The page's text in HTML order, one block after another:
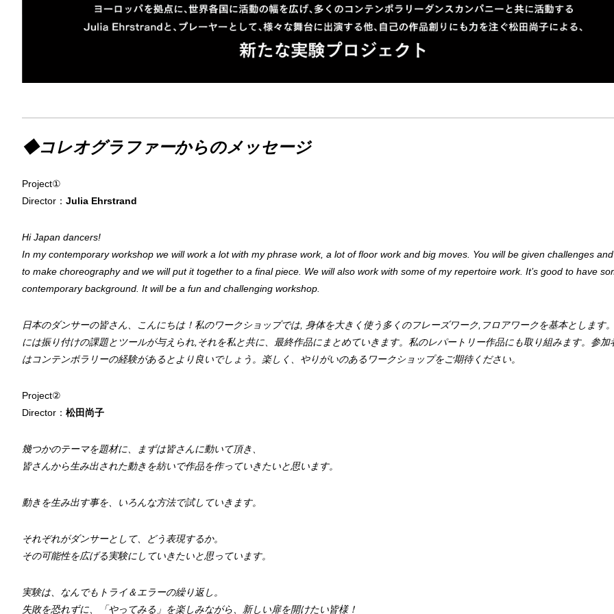
◆コレオグラファーからのメッセージ
Project①
Director： Julia Ehrstrand
Hi Japan dancers!
In my contemporary workshop we will work a lot with my phrase work, a lot of floor work and big moves. You will be given challenges
to make choreography and we will put it together to a final piece. We will also work with some of my repertoire work. It’s good to have
contemporary background. It will be a fun and challenging workshop.
日本のダンサーの皆さん、こんにちは！私のワークショップでは, 身体を大きく使う多くのフレーズワーク,フロアワークを基本とします
には振り付けの課題とツールが与えられ,それを私と共に、最終作品にまとめていきます。私のレパートリー作品にも取り組みます。参加
はコンテンポラリーの経験があるとより良いでしょう。楽しく、やりがいのあるワークショップをご期待ください。
Project②
Director： 松田尚子
幾つかのテーマを題材に、まずは皆さんに動いて頂き、
皆さんから生み出された動きを紡いで作品を作っていきたいと思います。
動きを生み出す事を、いろんな方法で試していきます。
それぞれがダンサーとして、どう表現するか。
その可能性を広げる実験にしていきたいと思っています。
実験は、なんでもトライ＆エラーの繰り返し。
失敗を恐れずに、「やってみる」を楽しみながら、新しい扉を開けたい皆様！